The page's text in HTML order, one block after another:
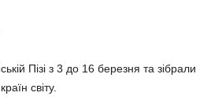
Пізі з 3 до 16 березня та зібрали
світу.